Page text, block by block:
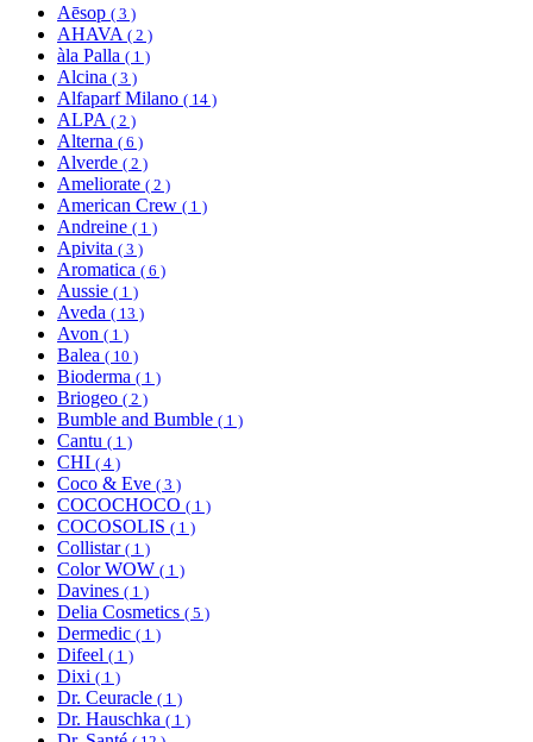
Aēsop ( 3 )
AHAVA ( 2 )
àla Palla ( 1 )
Alcina ( 3 )
Alfaparf Milano ( 14 )
ALPA ( 2 )
Alterna ( 6 )
Alverde ( 2 )
Ameliorate ( 2 )
American Crew ( 1 )
Andreine ( 1 )
Apivita ( 3 )
Aromatica ( 6 )
Aussie ( 1 )
Aveda ( 13 )
Avon ( 1 )
Balea ( 10 )
Bioderma ( 1 )
Briogeo ( 2 )
Bumble and Bumble ( 1 )
Cantu ( 1 )
CHI ( 4 )
Coco & Eve ( 3 )
COCOCHOCO ( 1 )
COCOSOLIS ( 1 )
Collistar ( 1 )
Color WOW ( 1 )
Davines ( 1 )
Delia Cosmetics ( 5 )
Dermedic ( 1 )
Difeel ( 1 )
Dixi ( 1 )
Dr. Ceuracle ( 1 )
Dr. Hauschka ( 1 )